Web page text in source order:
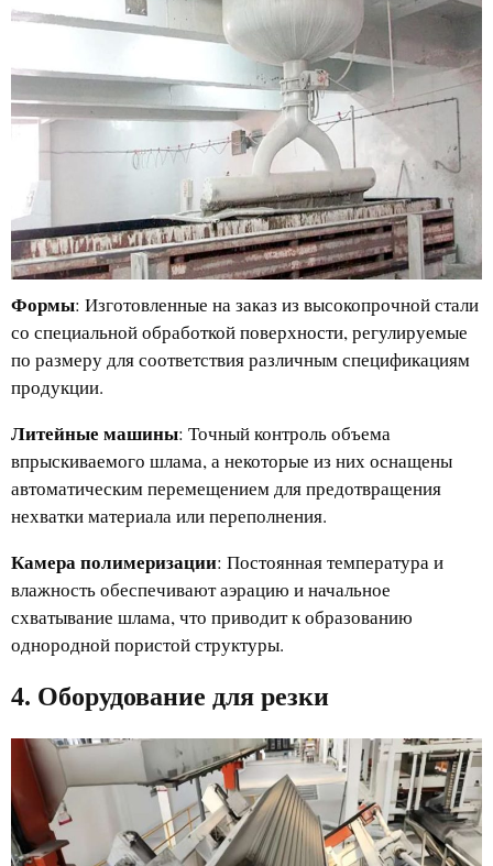
Формы: Изготовленные на заказ из высокопрочной стали
со специальной обработкой поверхности, регулируемые
по размеру для соответствия различным спецификациям
продукции.
Литейные машины: Точный контроль объема
впрыскиваемого шлама, а некоторые из них оснащены
автоматическим перемещением для предотвращения
нехватки материала или переполнения.
Камера полимеризации: Постоянная температура и
влажность обеспечивают аэрацию и начальное
схватывание шлама, что приводит к образованию
однородной пористой структуры.
4. Оборудование для резки